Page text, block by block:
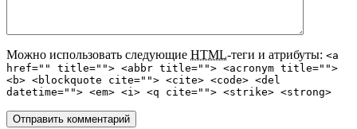
Можно использовать следующие HTML-теги и атрибуты: <a
href="" title=""> <abbr title=""> <acronym title="">
<b> <blockquote cite=""> <cite> <code> <del
datetime=""> <em> <i> <q cite=""> <strike> <strong>